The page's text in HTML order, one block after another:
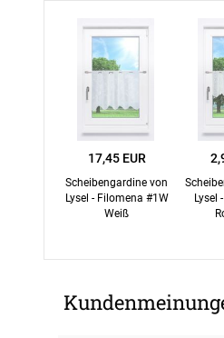
17,45 EUR
Scheibengardine von
Lysel - Filomena #1W
Weiß
Lysel